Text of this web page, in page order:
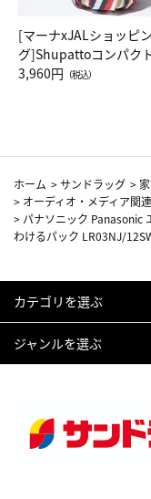
[マーナxJALショッピン
グ]Shupattoコンパク
Drop JAL客室乗務員（
3,960円 （税込）
ホーム >サンドラッグ >
> オーディオ・メディア関
> パナソニック Panasonic
わけるパック LR03NJ/
カテゴリを選ぶ
ジャンルを選ぶ